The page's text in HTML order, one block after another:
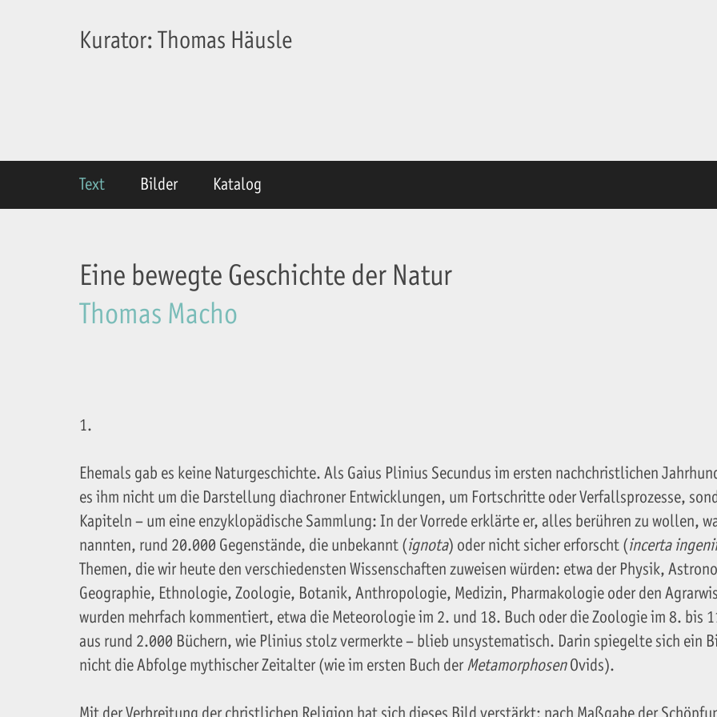
Kurator: Thomas Häusle
Text Bilder Katalog
Eine bewegte Geschichte der Natur
Thomas Macho
1.
Ehemals gab es keine Naturgeschichte. Als Gaius Plinius Secundus im ersten nachchristlichen
es ihm nicht um die Darstellung diachroner Entwicklungen, um Fortschritte oder Ver­fallsprozesse,
Kapiteln – um eine en­zyklopädische Sammlung: In der Vorrede erklärte er, alles berühren zu wollen,
nannten, rund 20.000 Gegenstände, die unbekannt (ignota) oder nicht sicher erforscht (incerta
Themen, die wir heute den verschiedensten Wissen­schaften zuweisen würden: etwa der Physik,
Geographie, Ethnologie, Zoologie, Botanik, Anthropologie, Medizin, Pharmakologie oder den
wurden mehrfach kommentiert, etwa die Meteorologie im 2. und 18. Buch oder die Zoologie im 8. bis
aus rund 2.000 Büchern, wie Plinius stolz vermerkte – blieb unsystematisch. Da­rin spiegelte sich ein
nicht die Ab­folge mythischer Zeitalter (wie im ersten Buch derMetamorphosenOvids).